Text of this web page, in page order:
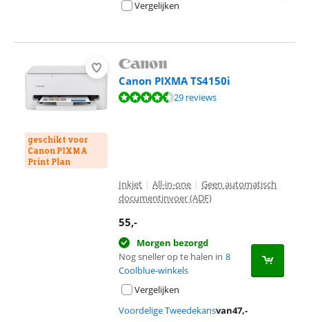
Vergelijken
geschikt voor
Canon PIXMA
Print Plan
Canon PIXMA TS4150i
Beoordeling is 8,6 van de 10, gebaseerd op 29 reviews.
29 reviews
Inkjet | All-in-one | Geen automatisch
documentinvoer (ADF)
55,-
Morgen bezorgd
Nog sneller op te halen in 8
Coolblue-winkels
Vergelijken
Voordelige Tweedekansvan47,-